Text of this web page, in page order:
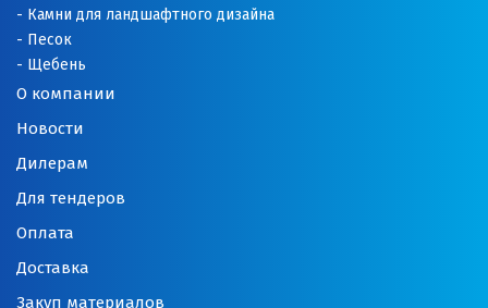
О компании
Новости
Дилерам
Для тендеров
Оплата
Доставка
Закуп материалов
Камни для ландшафтного дизайна
Песок
Щебень